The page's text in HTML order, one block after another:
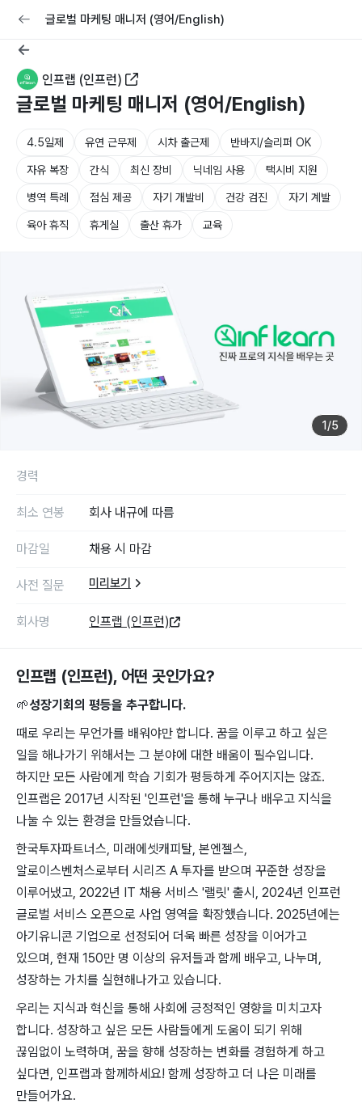
교육 커리어
글로벌 마케팅 매니저 (영어/English)
인프랩 (인프런)
글로벌 마케팅 매니저 (영어/English)
4.5일제 유연 근무제 시차 출근제 반바지/슬리퍼 OK
자유 복장 간식 최신 장비 닉네임 사용 택시비 지원
병역 특례 점심 제공 자기 개발비 건강 검진 자기 계발
육아 휴직 휴게실 출산 휴가 교육
1 /5
인프랩 (인프런), 어떤 곳인가요?
🌱성장기회의 평등을 추구합니다.
때로 우리는 무언가를 배워야만 합니다. 꿈을 이루고 하고 싶은
일을 해나가기 위해서는 그 분야에 대한 배움이 필수입니다.
하지만 모든 사람에게 학습 기회가 평등하게 주어지지는 않죠.
인프랩은 2017년 시작된 '인프런'을 통해 누구나 배우고 지식을
나눌 수 있는 환경을 만들었습니다.
한국투자파트너스, 미래에셋캐피탈, 본엔젤스,
알로이스벤처스로부터 시리즈 A 투자를 받으며 꾸준한 성장을
이루어냈고, 2022년 IT 채용 서비스 '랠릿' 출시, 2024년 인프런
글로벌 서비스 오픈으로 사업 영역을 확장했습니다. 2025년에는
아기유니콘 기업으로 선정되어 더욱 빠른 성장을 이어가고
있으며, 현재 150만 명 이상의 유저들과 함께 배우고, 나누며,
성장하는 가치를 실현해나가고 있습니다.
우리는 지식과 혁신을 통해 사회에 긍정적인 영향을 미치고자
합니다. 성장하고 싶은 모든 사람들에게 도움이 되기 위해
끊임없이 노력하며, 꿈을 향해 성장하는 변화를 경험하게 하고
싶다면, 인프랩과 함께하세요! 함께 성장하고 더 나은 미래를
만들어가요.
경력
최소 연봉 회사 내규에 따름
마감일 채용 시 마감
사전 질문 미리보기
회사명 인프랩 (인프런)